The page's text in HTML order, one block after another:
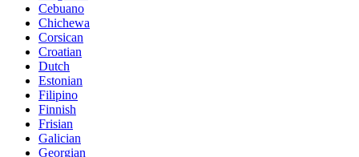
Cebuano
Chichewa
Corsican
Croatian
Dutch
Estonian
Filipino
Finnish
Frisian
Galician
Georgian